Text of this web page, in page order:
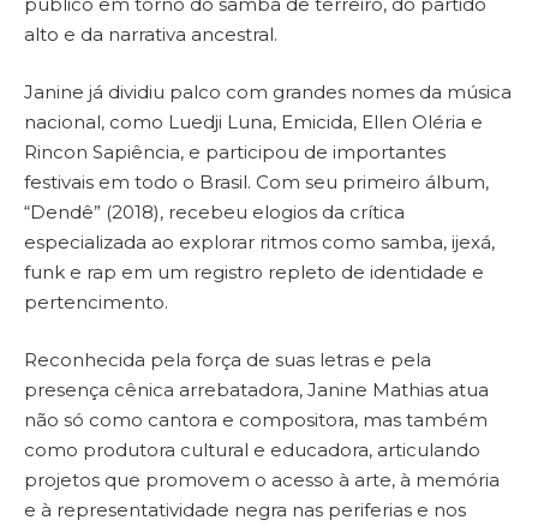
alto e da narrativa ancestral.
Janine já dividiu palco com grandes nomes da música
nacional, como Luedji Luna, Emicida, Ellen Oléria e
Rincon Sapiência, e participou de importantes
festivais em todo o Brasil. Com seu primeiro álbum,
“Dendê” (2018), recebeu elogios da crítica
especializada ao explorar ritmos como samba, ijexá,
funk e rap em um registro repleto de identidade e
pertencimento.
Reconhecida pela força de suas letras e pela
presença cênica arrebatadora, Janine Mathias atua
não só como cantora e compositora, mas também
como produtora cultural e educadora, articulando
projetos que promovem o acesso à arte, à memória
e à representatividade negra nas periferias e nos